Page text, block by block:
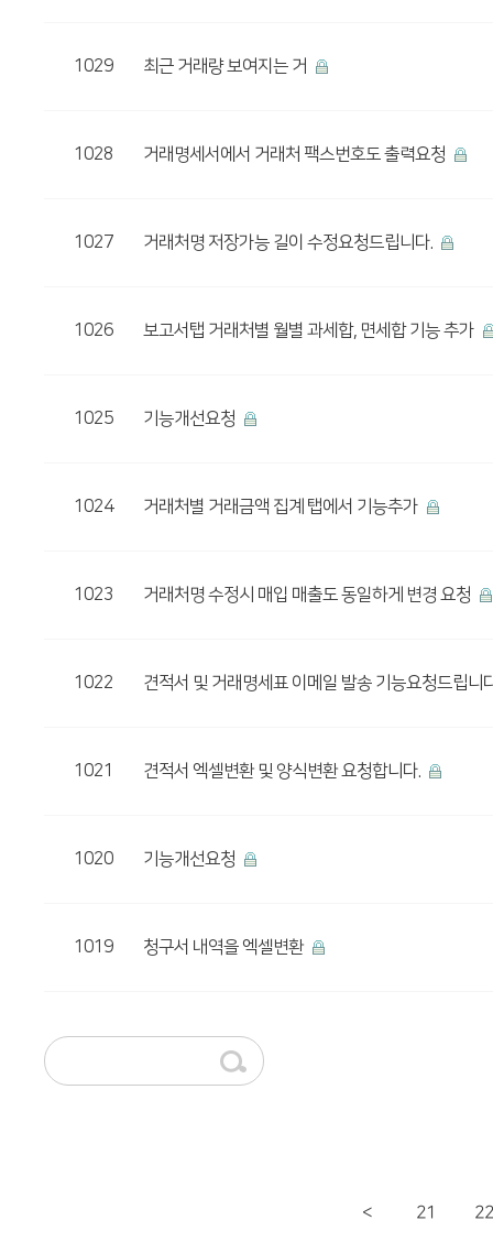
1029 최근 거래량 보여지는 거
1028 거래명세서에서 거래처 팩스번호도 출력요청
1027 거래처명 저장가능 길이 수정요청드립니다.
1026 보고서탭 거래처별 월별 과세합, 면세합 기능 추가
1025 기능개선요청
1024 거래처별 거래금액 집계 탭에서 기능추가
1023 거래처명 수정시 매입 매출도 동일하게 변경 요청
1022 견적서 및 거래명세표 이메일 발송 기능요청드립니
1021 견적서 엑셀변환 및 양식변환 요청합니다.
1020 기능개선요청
1019 청구서 내역을 엑셀변환
< 21 22